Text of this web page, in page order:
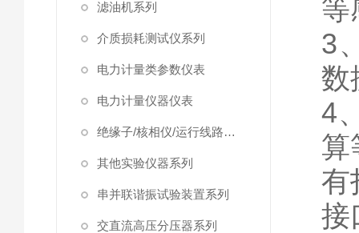
滤油机系列
介质损耗测试仪系列
电力计量类参数仪表
电力计量仪器仪表
绝缘子/核相仪/运行线路试验仪器
其他实验仪器系列
串并联谐振试验装置系列
交直流高压分压器系列
等
3
数
4
算
有
接